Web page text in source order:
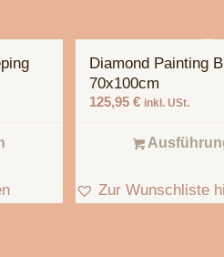
Diamond Painting
70x100cm
125,95€ inkl. USt.
Zur Wunschliste